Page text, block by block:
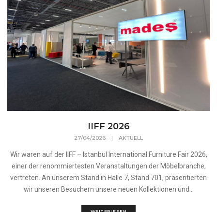
IIFF 2026
27/04/2026 | AKTUELL
Wir waren auf der IIFF – Istanbul International Furniture Fair 2026,
einer der renommiertesten Veranstaltungen der Möbelbranche,
vertreten. An unserem Stand in Halle 7, Stand 701, präsentierten
wir unseren Besuchern unsere neuen Kollektionen und...